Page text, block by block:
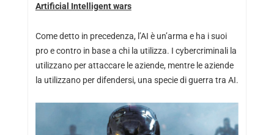
Artificial Intelligent wars
Come detto in precedenza, l’AI è un’arma e ha i suoi
pro e contro in base a chi la utilizza. I cybercriminali la
utilizzano per attaccare le aziende, mentre le aziende
la utilizzano per difendersi, una specie di guerra tra AI.